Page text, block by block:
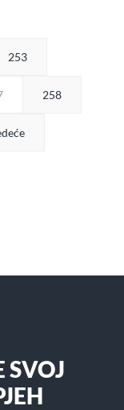
253
258
SVOJ